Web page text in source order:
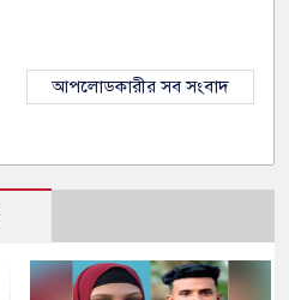
আপলোডকারীর সব সংবাদ